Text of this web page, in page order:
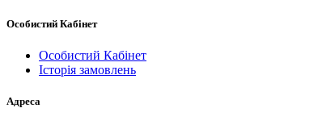
Особистий Кабінет
Особистий Кабінет
Історія замовлень
Адреса